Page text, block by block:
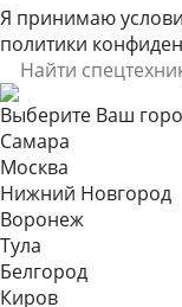
Я принимаю
политики
Выберите Ваш
Самара
Москва
Нижний Новгород
Воронеж
Тула
Белгород
Киров